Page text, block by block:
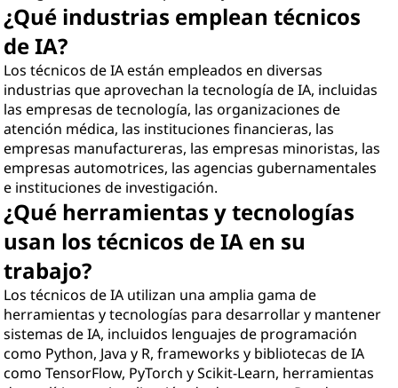
¿Qué industrias emplean técnicos
de IA?
Los técnicos de IA están empleados en diversas
industrias que aprovechan la tecnología de IA, incluidas
las empresas de tecnología, las organizaciones de
atención médica, las instituciones financieras, las
empresas manufactureras, las empresas minoristas, las
empresas automotrices, las agencias gubernamentales
e instituciones de investigación.
¿Qué herramientas y tecnologías
usan los técnicos de IA en su
trabajo?
Los técnicos de IA utilizan una amplia gama de
herramientas y tecnologías para desarrollar y mantener
sistemas de IA, incluidos lenguajes de programación
como Python, Java y R, frameworks y bibliotecas de IA
como TensorFlow, PyTorch y Scikit-Learn, herramientas